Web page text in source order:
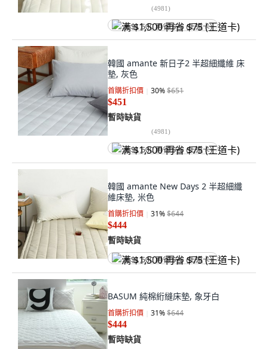
(4981)
满 $1,500 再省 $75 (王道卡)
韓國 amante 新日子2 半超細纖維 床
墊, 灰色
首購折扣價 30%$651
$451
暫時缺貨
(4981)
满 $1,500 再省 $75 (王道卡)
韓國 amante New Days 2 半超細纖
維床墊, 米色
首購折扣價 31%$644
$444
暫時缺貨
满 $1,500 再省 $75 (王道卡)
BASUM 純棉絎縫床墊, 象牙白
首購折扣價 31%$644
$444
暫時缺貨